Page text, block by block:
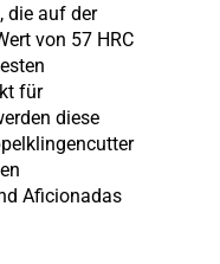
die auf der
von 57 HRC
für
diese
Aficionadas